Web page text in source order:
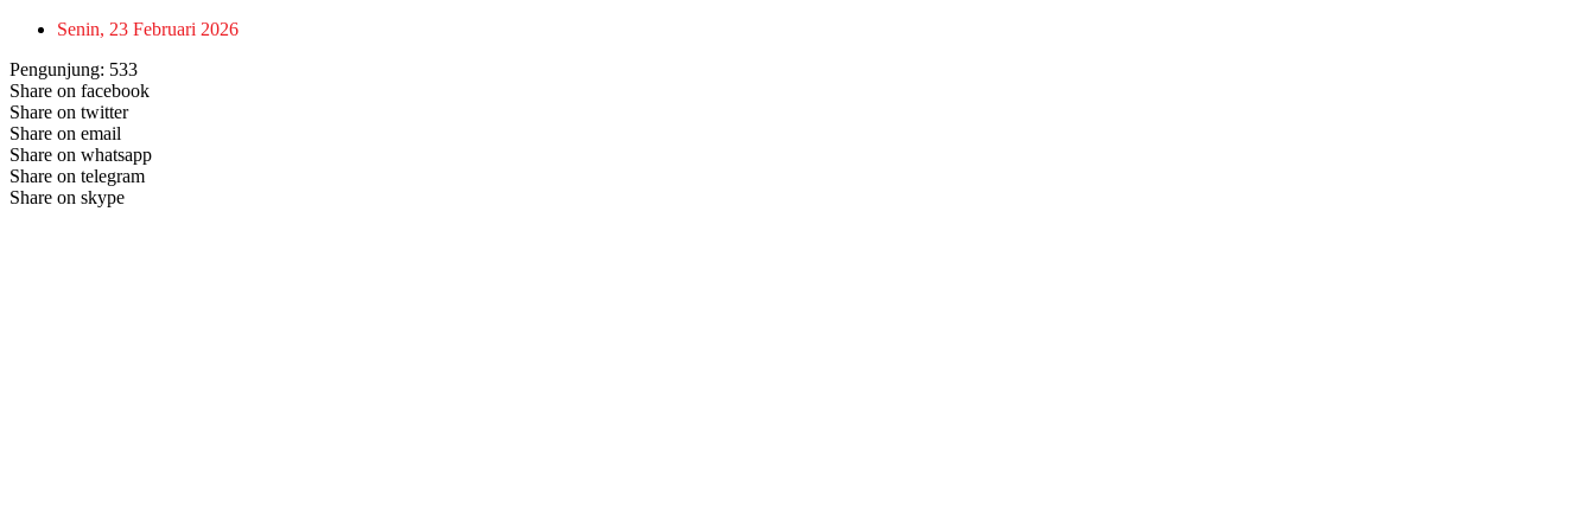
Senin, 23 Februari 2026
Pengunjung: 533
Share on facebook
Share on twitter
Share on email
Share on whatsapp
Share on telegram
Share on skype